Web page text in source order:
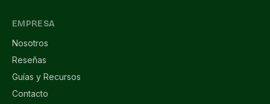
EMPRESA
Nosotros
Reseñas
Guías y Recursos
Contacto